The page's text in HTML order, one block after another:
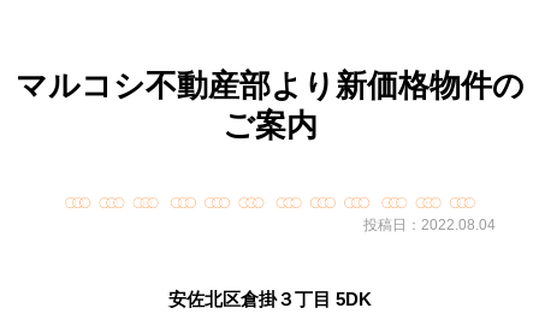
マルコシ不動産部より新価格物件の
ご案内
投稿日：2022.08.04
安佐北区倉掛３丁目 5DK